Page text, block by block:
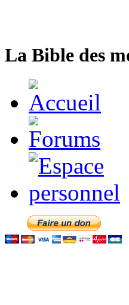
La Bible des